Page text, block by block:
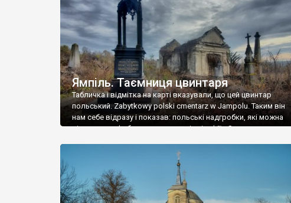
Ямпіль. Таємниця цвинтаря
Табличка і відмітка на карті вказували, що цей цвинтар
польський. Zabytkowy polski cmentarz w Jampolu. Таким він
нам себе відразу і показав: польські надгробки, які можна
віднести до фабричних, польські епітафії… Загалом цвинтар
виявилося більше семи гектарів. Перше враження про
абсолютну звичайність польського цвинтаря виявилося
оманливим – […]